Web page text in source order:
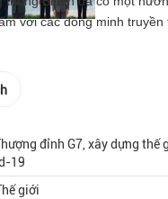
với các đồng minh
đỉnh G7, xây dựng thế
19
giới